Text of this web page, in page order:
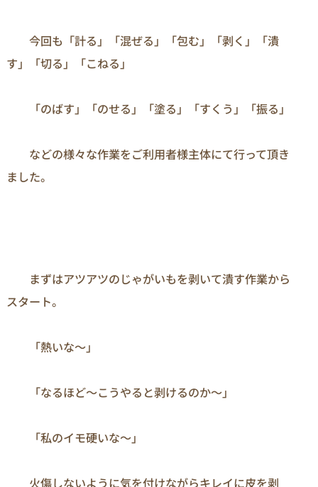
今回も「計る」「混ぜる」「包む」「剥く」「潰
す」「切る」「こねる」
「のばす」「のせる」「塗る」「すくう」「振る」
などの様々な作業をご利用者様主体にて行って頂き
ました。
まずはアツアツのじゃがいもを剥いて潰す作業から
スタート。
「熱いな～」
「なるほど～こうやると剥けるのか～」
「私のイモ硬いな～」
火傷しないように気を付けながらキレイに皮を剥